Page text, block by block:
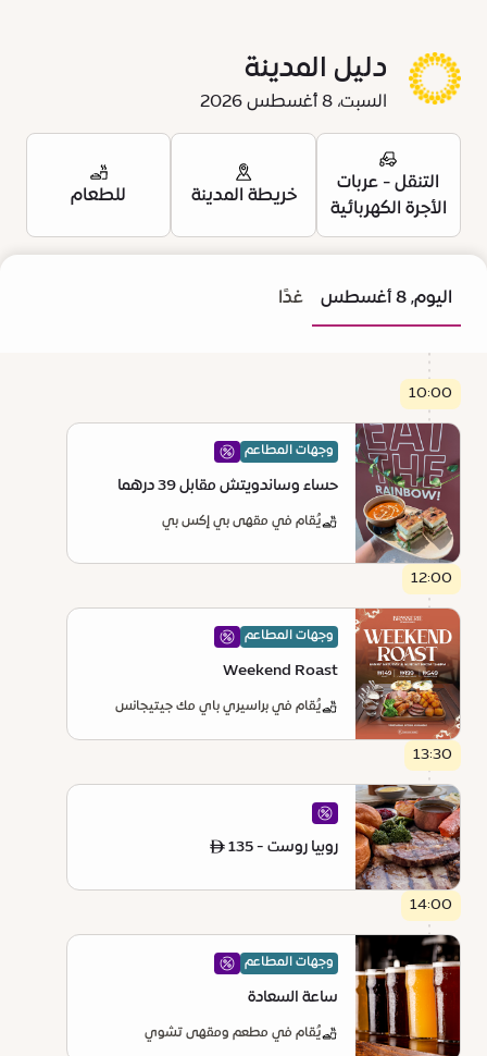
دليل المدينة
السبت، 8 أغسطس 2026
التنقل - عربات
الأجرة الكهربائية
خريطة المدينة للطعام
اليوم, 8 أغسطس غدًا
10:00
وجهات المطاعم
حساء وساندويتش مقابل 39 درهما
يُقام في مقهى بي إكس بي
12:00
وجهات المطاعم
Weekend Roast
يُقام في براسيري باي مك جيتيجانس
13:30
روبيا روست - ê 135
14:00
وجهات المطاعم
ساعة السعادة
يُقام في مطعم ومقهى تشوي